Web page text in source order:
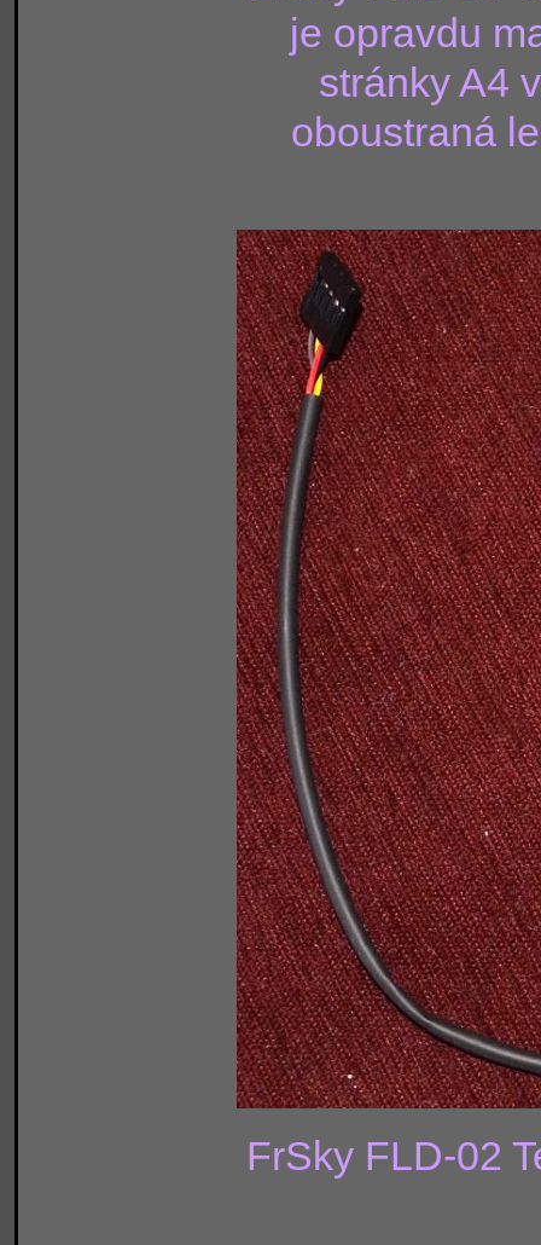
je opravdu
stránky A4
oboustraná
FrSky FLD-02